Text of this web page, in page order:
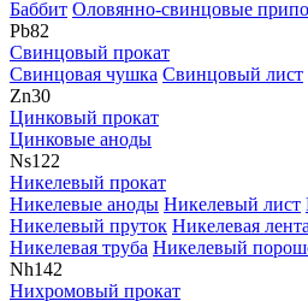
Баббит Оловяннo-свинцовые
Pb82
Свинцовый прокат
Свинцовая чушка Свинцовый лист
Zn30
Цинковый прокат
Цинковые аноды
Ns122
Никелевый прокат
Никелевые аноды Никелевый лист
Никелевый пруток Никелевая лента
Никелевая труба Никелевый
Nh142
Нихромовый прокат